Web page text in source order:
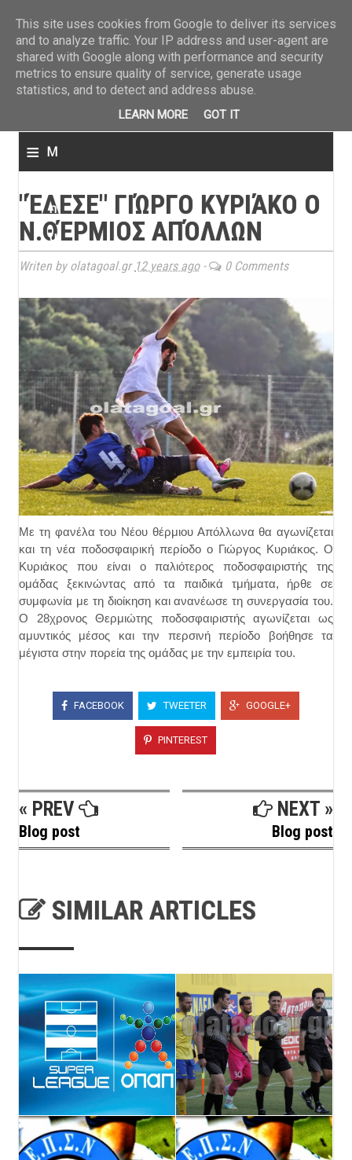
≡ M
n
u
"ΈΔΕΣΕ" ΓΙΏΡΓΟ ΚΥΡΙΆΚΟ Ο
Ν.ΘΈΡΜΙΟΣ ΑΠΌΛΛΩΝ
Writen by olatagoal.gr 12 years ago- 0 Comments
Με τη φανέλα του Νέου θέρμιου Απόλλωνα θα αγωνίζεται
και τη νέα ποδοσφαιρική περίοδο ο Γιώργος Κυριάκος. Ο
Κυριάκος που είναι ο παλιότερος ποδοσφαιριστής της
ομάδας ξεκινώντας από τα παιδικά τμήματα, ήρθε σε
συμφωνία με τη διοίκηση και ανανέωσε τη συνεργασία του.
Ο 28χρονος Θερμιώτης ποδοσφαιριστής αγωνίζεται ως
αμυντικός μέσος και την περσινή περίοδο βοήθησε τα
μέγιστα στην πορεία της ομάδας με την εμπειρία του.
FACEBOOK TWEETER GOOGLE+
PINTEREST
« PREV
Blog post
NEXT »
Blog post
SIMILAR ARTICLES
This site uses cookies from Google to deliver its services
and to analyze traffic. Your IP address and user-agent are
shared with Google along with performance and security
metrics to ensure quality of service, generate usage
statistics, and to detect and address abuse.
LEARN MORE GOT IT